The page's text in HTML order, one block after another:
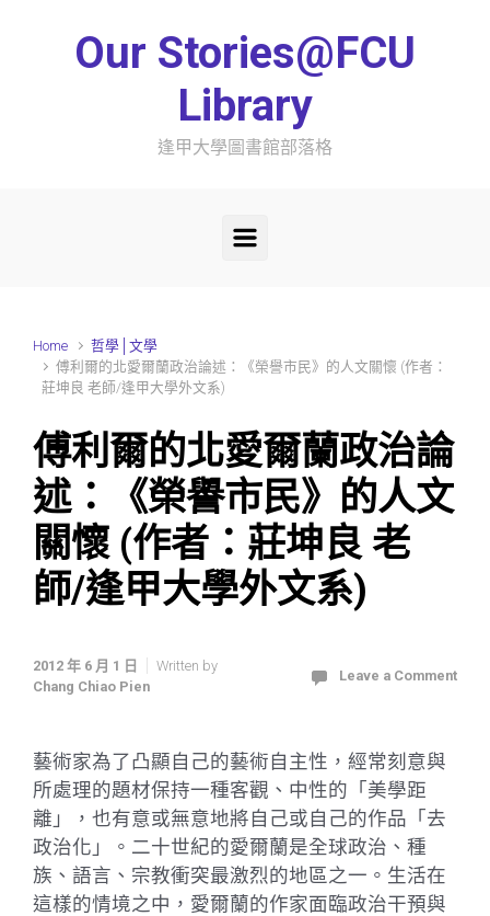
Our Stories@FCU
Library
逢甲大學圖書館部落格
Home
哲學│文學
傅利爾的北愛爾蘭政治論述：《榮譽市民》的人文關懷 (作者：
莊坤良 老師/逢甲大學外文系)
傅利爾的北愛爾蘭政治論
述：《榮譽市民》的人文
關懷 (作者：莊坤良 老
師/逢甲大學外文系)
2012 年 6 月 1 日
Written by
Chang Chiao Pien
Leave a Comment
藝術家為了凸顯自己的藝術自主性，經常刻意與
所處理的題材保持一種客觀、中性的「美學距
離」，也有意或無意地將自己或自己的作品「去
政治化」。二十世紀的愛爾蘭是全球政治、種
族、語言、宗教衝突最激烈的地區之一。生活在
這樣的情境之中，愛爾蘭的作家面臨政治干預與